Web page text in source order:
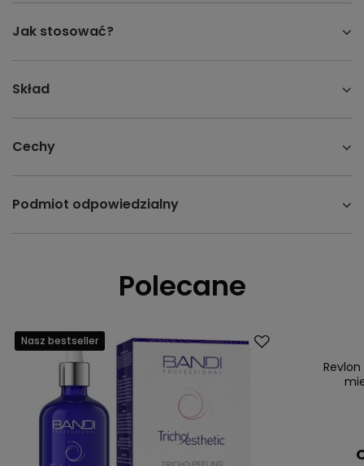
Jak stosować?
Skład
Cechy
Podmiot odpowiedzialny
Polecane
Nasz bestseller
Nasz